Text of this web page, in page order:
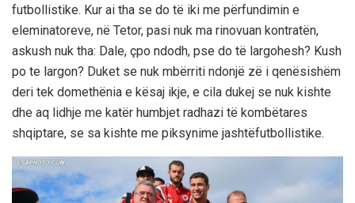
futbollistike. Kur ai tha se do të iki me përfundimin e
eleminatoreve, në Tetor, pasi nuk ma rinovuan kontratën,
askush nuk tha: Dale, çpo ndodh, pse do të largohesh? Kush
po te largon? Duket se nuk mbërriti ndonjë zë i qenësishëm
deri tek domethënia e kësaj ikje, e cila dukej se nuk kishte
dhe aq lidhje me katër humbjet radhazi të kombëtares
shqiptare, se sa kishte me piksynime jashtëfutbollistike.